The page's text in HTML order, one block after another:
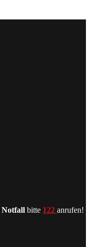
Notfall bitte 122 anrufen!